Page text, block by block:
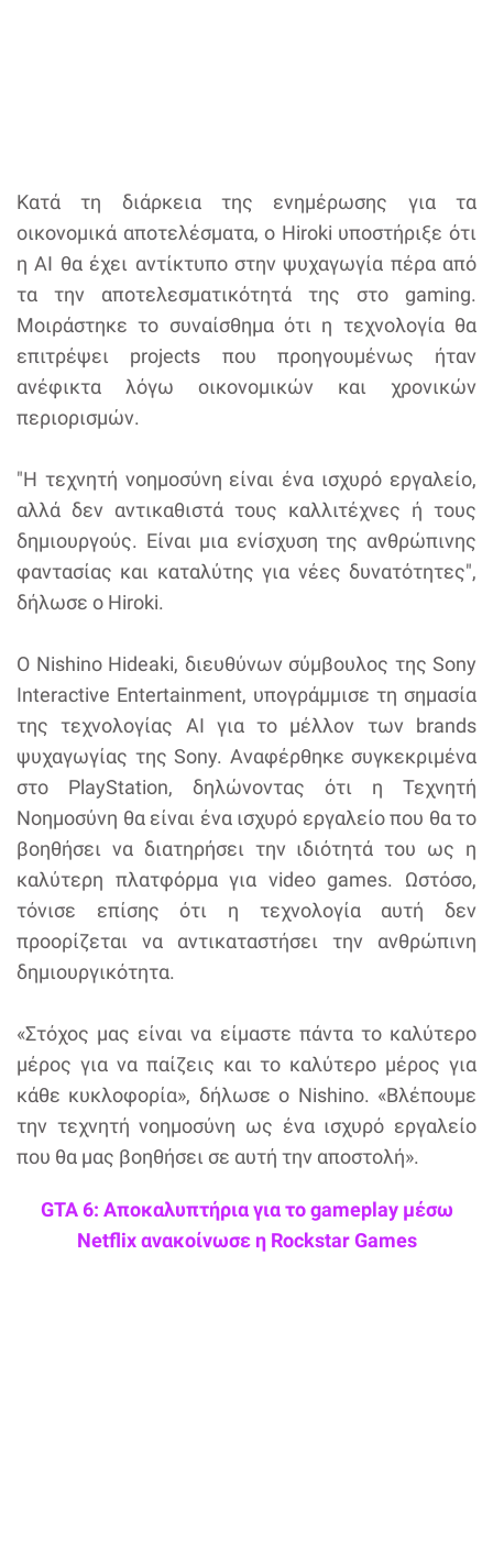
Κατά τη διάρκεια της ενημέρωσης για τα
οικονομικά αποτελέσματα, ο Hiroki υποστήριξε ότι
η AI θα έχει αντίκτυπο στην ψυχαγωγία πέρα από
τα την αποτελεσματικότητά της στο gaming.
Μοιράστηκε το συναίσθημα ότι η τεχνολογία θα
επιτρέψει projects που προηγουμένως ήταν
ανέφικτα λόγω οικονομικών και χρονικών
περιορισμών.
"Η τεχνητή νοημοσύνη είναι ένα ισχυρό εργαλείο,
αλλά δεν αντικαθιστά τους καλλιτέχνες ή τους
δημιουργούς. Είναι μια ενίσχυση της ανθρώπινης
φαντασίας και καταλύτης για νέες δυνατότητες",
δήλωσε ο Hiroki.
Ο Nishino Hideaki, διευθύνων σύμβουλος της Sony
Interactive Entertainment, υπογράμμισε τη σημασία
της τεχνολογίας AI για το μέλλον των brands
ψυχαγωγίας της Sony. Αναφέρθηκε συγκεκριμένα
στο PlayStation, δηλώνοντας ότι η Τεχνητή
Νοημοσύνη θα είναι ένα ισχυρό εργαλείο που θα το
βοηθήσει να διατηρήσει την ιδιότητά του ως η
καλύτερη πλατφόρμα για video games. Ωστόσο,
τόνισε επίσης ότι η τεχνολογία αυτή δεν
προορίζεται να αντικαταστήσει την ανθρώπινη
δημιουργικότητα.
«Στόχος μας είναι να είμαστε πάντα το καλύτερο
μέρος για να παίζεις και το καλύτερο μέρος για
κάθε κυκλοφορία», δήλωσε ο Nishino. «Βλέπουμε
την τεχνητή νοημοσύνη ως ένα ισχυρό εργαλείο
που θα μας βοηθήσει σε αυτή την αποστολή».
GTA 6: Αποκαλυπτήρια για το gameplay μέσω
Netflix ανακοίνωσε η Rockstar Games